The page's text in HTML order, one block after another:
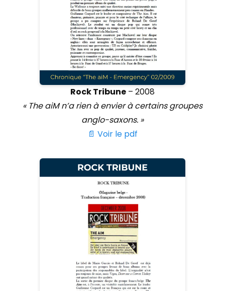
Rock Tribune – 2008
« The aiM n’a rien à envier à certains groupes
anglo-saxons. »
📄 Voir le pdf